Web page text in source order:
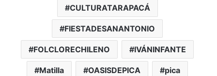
CULTURATARAPACÁ
FIESTADESANANTONIO
FOLCLORECHILENO IVÁNINFANTE
Matilla OASISDEPICA pica